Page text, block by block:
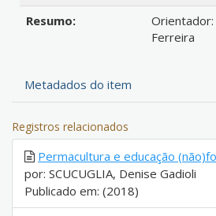
Resumo:
Ferreira
Metadados do item
Registros relacionados
Permacultura e educação
por: SCUCUGLIA, Denise Gadioli
Publicado em: (2018)